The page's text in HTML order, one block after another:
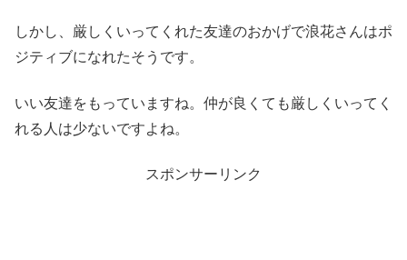
しかし、厳しくいってくれた友達のおかげで浪花さんはポ
ジティブになれたそうです。
いい友達をもっていますね。仲が良くても厳しくいってく
れる人は少ないですよね。
スポンサーリンク